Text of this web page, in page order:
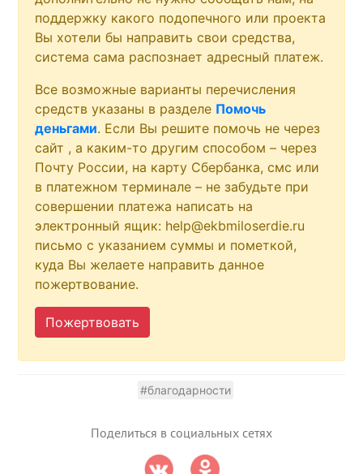
поддержку какого подопечного или проекта
Вы хотели бы направить свои средства,
система сама распознает адресный платеж.
Все возможные варианты перечисления
средств указаны в разделе Помочь
деньгами. Если Вы решите помочь не через
сайт , а каким-то другим способом – через
Почту России, на карту Сбербанка, смс или
в платежном терминале – не забудьте при
совершении платежа написать на
электронный ящик: help@ekbmiloserdie.ru
письмо с указанием суммы и пометкой,
куда Вы желаете направить данное
пожертвование.
Пожертвовать
#благодарности
Поделиться в социальных сетях